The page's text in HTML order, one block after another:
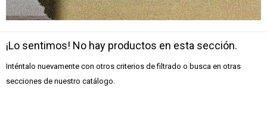
¡Lo sentimos! No hay productos en esta sección.
Inténtalo nuevamente con otros criterios de filtrado o busca en otras
secciones de nuestro catálogo.